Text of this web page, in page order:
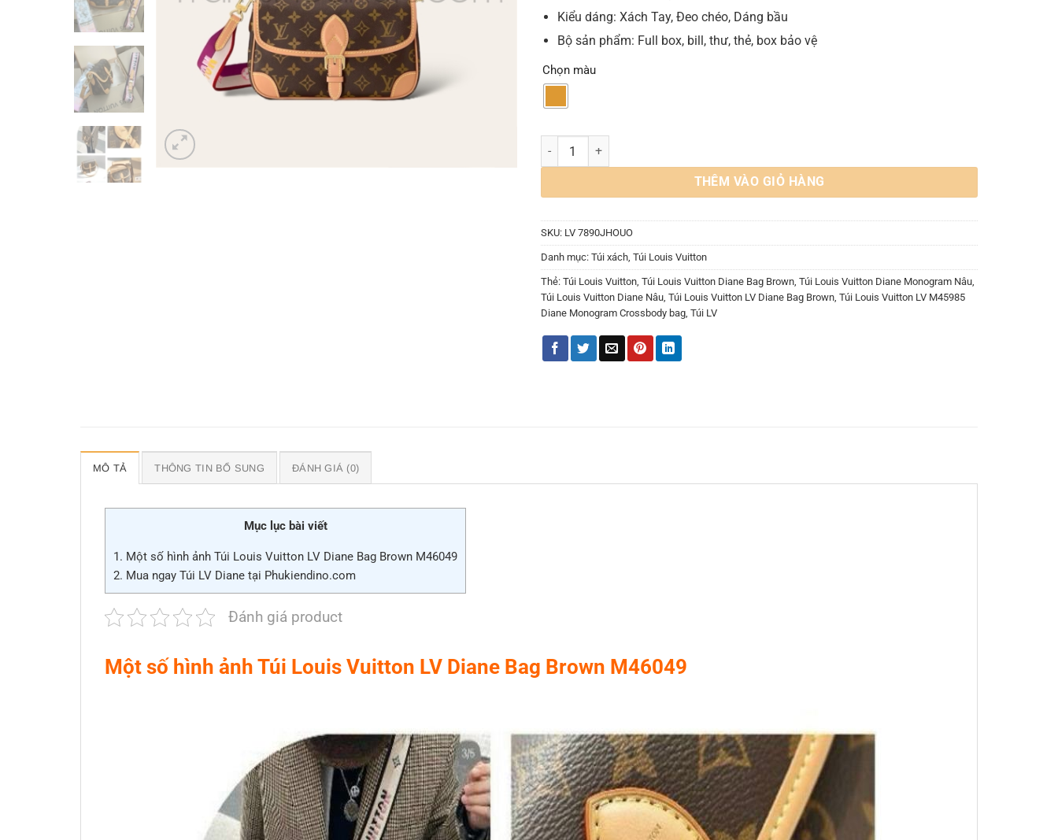
Kiểu dáng: Xách Tay, Đeo chéo, Dáng bầu
Bộ sản phẩm: Full box, bill, thư, thẻ, box bảo vệ
Chọn màu
Túi Louis Vuitton LV Diane Bag Brown M46049 số lượng
THÊM VÀO GIỎ HÀNG
SKU: LV 7890JHOUO
Danh mục: Túi xách Túi Louis Vuitton
Thẻ: Túi Louis Vuitton Túi Louis Vuitton Diane Bag Brown Túi Louis Vuitton Diane Monogram Nâu
Túi Louis Vuitton Diane Nâu Túi Louis Vuitton LV Diane Bag Brown Túi Louis Vuitton LV M45985
Diane Monogram Crossbody bag Túi LV
MÔ TẢ THÔNG TIN BỔ SUNG ĐÁNH GIÁ (0)
Mục lục bài viết
1. Một số hình ảnh Túi Louis Vuitton LV Diane Bag Brown M46049
2. Mua ngay Túi LV Diane tại Phukiendino.com
Đánh giá product
Một số hình ảnh Túi Louis Vuitton LV Diane Bag Brown M46049